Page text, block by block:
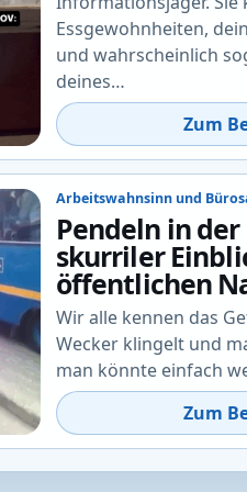
Essgewohnheiten,
und wahrscheinlich
deines…
Zum
Arbeitswahnsinn und
Pendeln in der
skurriler
öffentlichen
Wir alle kennen das
Wecker klingelt und
man könnte einfach
Zum